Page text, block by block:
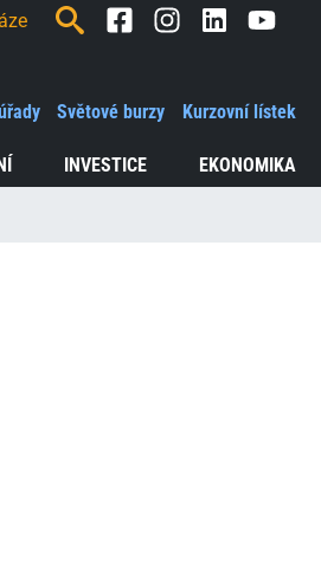
INVESTICE EKONOMIKA
Světové burzy Kurzovní lístek
FacebookInstagramLinkedInYoutube